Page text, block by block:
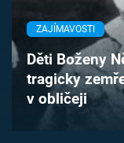
Časopis
Sledujte
ZAJÍMAVOSTI
Děti Boženy
tragicky
v obličeji